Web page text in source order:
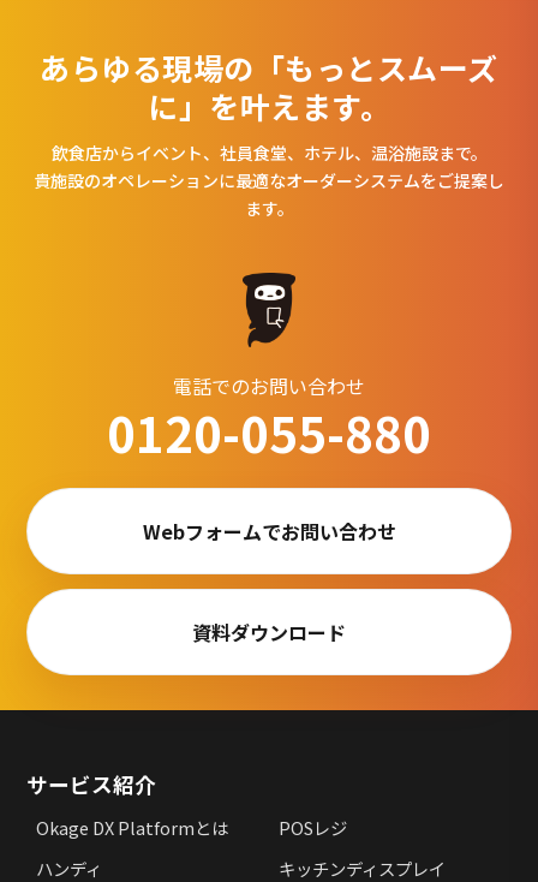
あらゆる現場の「もっとスムーズ
に」を叶えます。
飲食店からイベント、社員食堂、ホテル、温浴施設まで。
貴施設のオペレーションに最適なオーダーシステムをご提案し
ます。
電話でのお問い合わせ
0120-055-880
Webフォームでお問い合わせ
資料ダウンロード
サービス紹介
Okage DX Platformとは
POSレジ
ハンディ
キッチンディスプレイ